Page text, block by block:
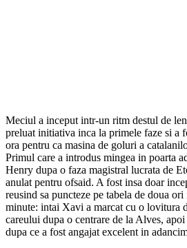
Meciul a inceput intr-un ritm destul de
preluat initiativa inca la primele faze si a
ora pentru ca masina de goluri a
Primul care a introdus mingea in poarta
Henry dupa o faza magistral lucrata de
anulat pentru ofsaid. A fost insa doar
reusind sa puncteze pe tabela de doua
minute: intai Xavi a marcat cu o lovitura
careului dupa o centrare de la Alves,
dupa ce a fost angajat excelent in